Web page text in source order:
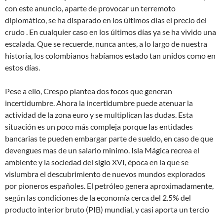
con este anuncio, aparte de provocar un terremoto
diplomático, se ha disparado en los últimos días el precio del
crudo . En cualquier caso en los últimos días ya se ha vivido una
escalada. Que se recuerde, nunca antes, a lo largo de nuestra
historia, los colombianos habíamos estado tan unidos como en
estos días.
Pese a ello, Crespo plantea dos focos que generan
incertidumbre. Ahora la incertidumbre puede atenuar la
actividad de la zona euro y se multiplican las dudas. Esta
situación es un poco más compleja porque las entidades
bancarias te pueden embargar parte de sueldo, en caso de que
devengues mas de un salario minimo. Isla Mágica recrea el
ambiente y la sociedad del siglo XVI, época en la que se
vislumbra el descubrimiento de nuevos mundos explorados
por pioneros españoles. El petróleo genera aproximadamente,
según las condiciones de la economía cerca del 2.5% del
producto interior bruto (PIB) mundial, y casi aporta un tercio